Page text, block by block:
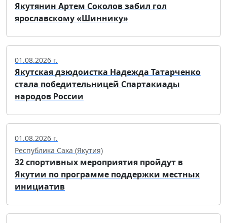
Якутянин Артем Соколов забил гол
ярославскому «Шиннику»
01.08.2026 г.
Якутская дзюдоистка Надежда Татарченко
стала победительницей Спартакиады
народов России
01.08.2026 г.
Республика Саха (Якутия)
32 спортивных мероприятия пройдут в
Якутии по программе поддержки местных
инициатив